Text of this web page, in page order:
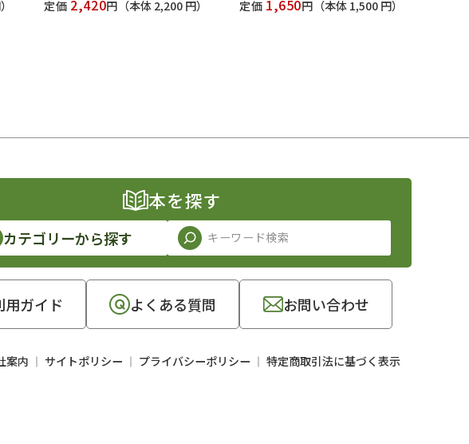
定価 2,420円 （本体 2,200 円） 定価 1,650円 （本体 1,500 円）
本を探す
カテゴリーから探す
用ガイド よくある質問 お問い合わせ
案内 サイトポリシー プライバシーポリシー 特定商取引法に基づく表示